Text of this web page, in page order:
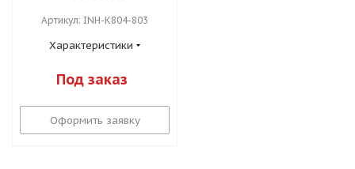
Артикул: INH-K804-803
Характеристики
Под заказ
Оформить заявку